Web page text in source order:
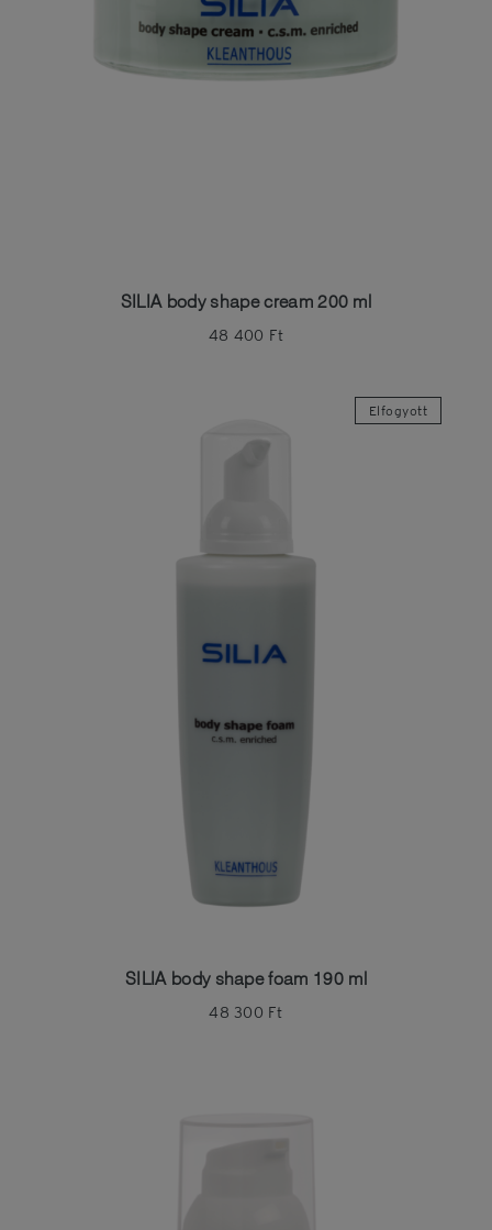
SILIA body shape cream 200 ml
48 400 Ft
Elfogyott
SILIA body shape foam 190 ml
48 300 Ft